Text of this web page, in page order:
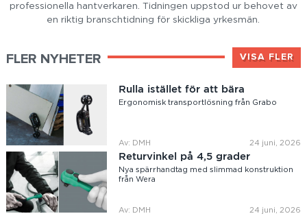
professionella hantverkaren. Tidningen uppstod ur behovet av
en riktig branschtidning för skickliga yrkesmän.
FLER NYHETER VISA FLER
Rulla istället för att bära
Ergonomisk transportlösning från Grabo
Av: DMH 24 juni, 2026
Returvinkel på 4,5 grader
Nya spärrhandtag med slimmad konstruktion
från Wera
Av: DMH 24 juni, 2026